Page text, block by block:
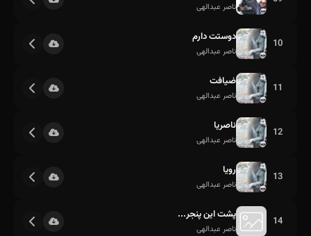
ناصر عبدالهی
10 دوستت دارم
ناصر عبدالهی
11 ضیافت
ناصر عبدالهی
12 ناصریا
ناصر عبدالهی
13 رویا
ناصر عبدالهی
14 پشت این پنجر...
ناصر عبدالهی